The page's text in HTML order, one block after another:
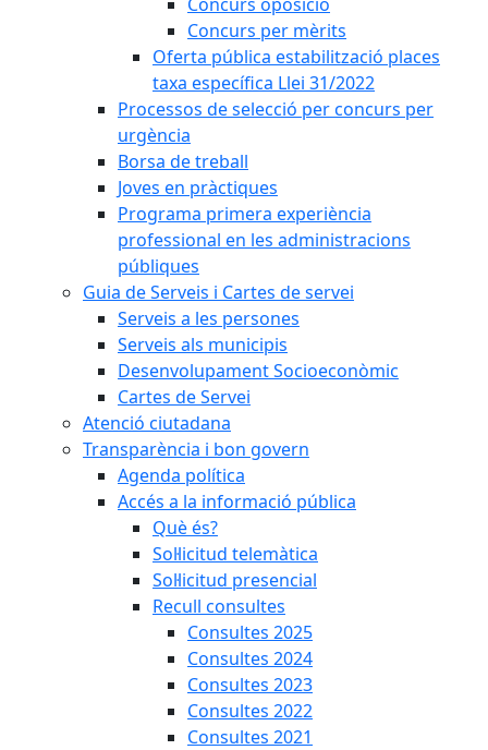
Concurs per mèrits
Oferta pública estabilització places
taxa específica Llei 31/2022
Processos de selecció per concurs per
urgència
Borsa de treball
Joves en pràctiques
Programa primera experiència
professional en les administracions
públiques
Guia de Serveis i Cartes de servei
Serveis a les persones
Serveis als municipis
Desenvolupament Socioeconòmic
Cartes de Servei
Atenció ciutadana
Transparència i bon govern
Agenda política
Accés a la informació pública
Què és?
Sol·licitud telemàtica
Sol·licitud presencial
Recull consultes
Consultes 2025
Consultes 2024
Consultes 2023
Consultes 2022
Consultes 2021